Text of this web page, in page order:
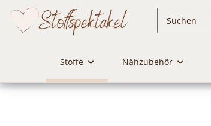
Stoffe Nähzubehör